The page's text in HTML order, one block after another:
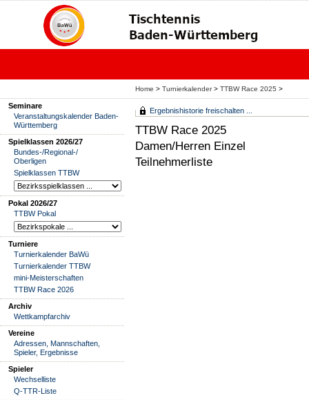
Home > Turnierkalender> TTBW Race 2025 >
Seminare
Veranstaltungskalender Baden-
Württemberg
Spielklassen 2026/27
Bundes-/Regional-/
Oberligen
Spielklassen TTBW
Pokal 2026/27
TTBW Pokal
Turniere
Turnierkalender BaWü
Turnierkalender TTBW
mini-Meisterschaften
TTBW Race 2026
Archiv
Wettkampfarchiv
Vereine
Adressen, Mannschaften,
Spieler, Ergebnisse
Spieler
Wechselliste
Q-TTR-Liste
Ergebnishistorie freischalten ...
TTBW Race 2025
Damen/Herren Einzel
Teilnehmerliste